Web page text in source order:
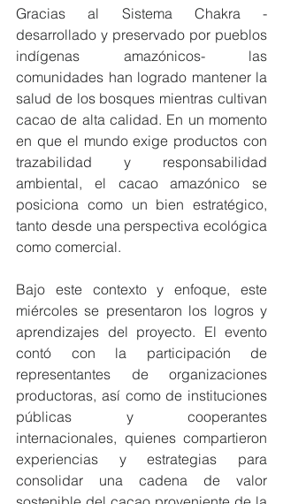
Gracias al Sistema Chakra -
desarrollado y preservado por pueblos
indígenas amazónicos- las
comunidades han logrado mantener la
salud de los bosques mientras cultivan
cacao de alta calidad. En un momento
en que el mundo exige productos con
trazabilidad y responsabilidad
ambiental, el cacao amazónico se
posiciona como un bien estratégico,
tanto desde una perspectiva ecológica
como comercial.
Bajo este contexto y enfoque, este
miércoles se presentaron los logros y
aprendizajes del proyecto. El evento
contó con la participación de
representantes de organizaciones
productoras, así como de instituciones
públicas y cooperantes
internacionales, quienes compartieron
experiencias y estrategias para
consolidar una cadena de valor